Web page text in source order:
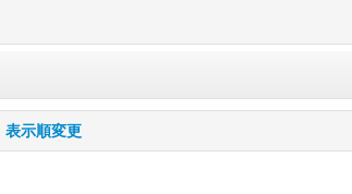
表示順変更